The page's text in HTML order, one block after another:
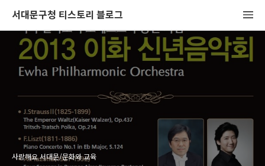
서대문구청 티스토리 블로그
사랑해요 서대문/문화와 교육